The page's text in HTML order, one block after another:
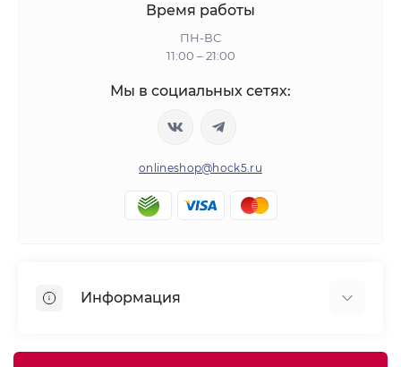
Время работы
ПН-ВС
11:00 – 21:00
Мы в социальных сетях:
onlineshop@hock5.ru
Информация